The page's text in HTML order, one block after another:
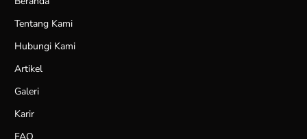
Tentang Kami
Hubungi Kami
Artikel
Galeri
Karir